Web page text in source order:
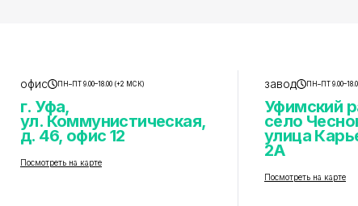
офис ПН–ПТ 9.00–18.00 (+2 МСК)
г. Уфа,
ул. Коммунистическая,
д. 46, офис 12
Посмотреть на карте
завод ПН–ПТ
Уфимский
село
улица
2А
Посмотреть на карте